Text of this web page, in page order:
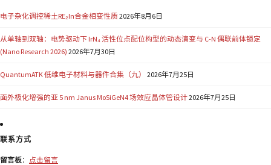
电子杂化调控稀土RE₂In合金相变性质2026年8月6日
从单轴到双轴：电势驱动下 IrN₄ 活性位点配位构型的动态演变与 C-N 偶联前体锁定
(Nano Research 2026) 2026年7月30日
QuantumATK 低维电子材料与器件合集（九） 2026年7月25日
面外极化增强的亚 5 nm Janus MoSiGeN4 场效应晶体管设计2026年7月25日
联系方式
留言板： 点击留言